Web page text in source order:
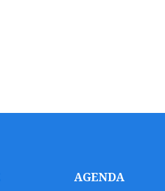
AGENDA